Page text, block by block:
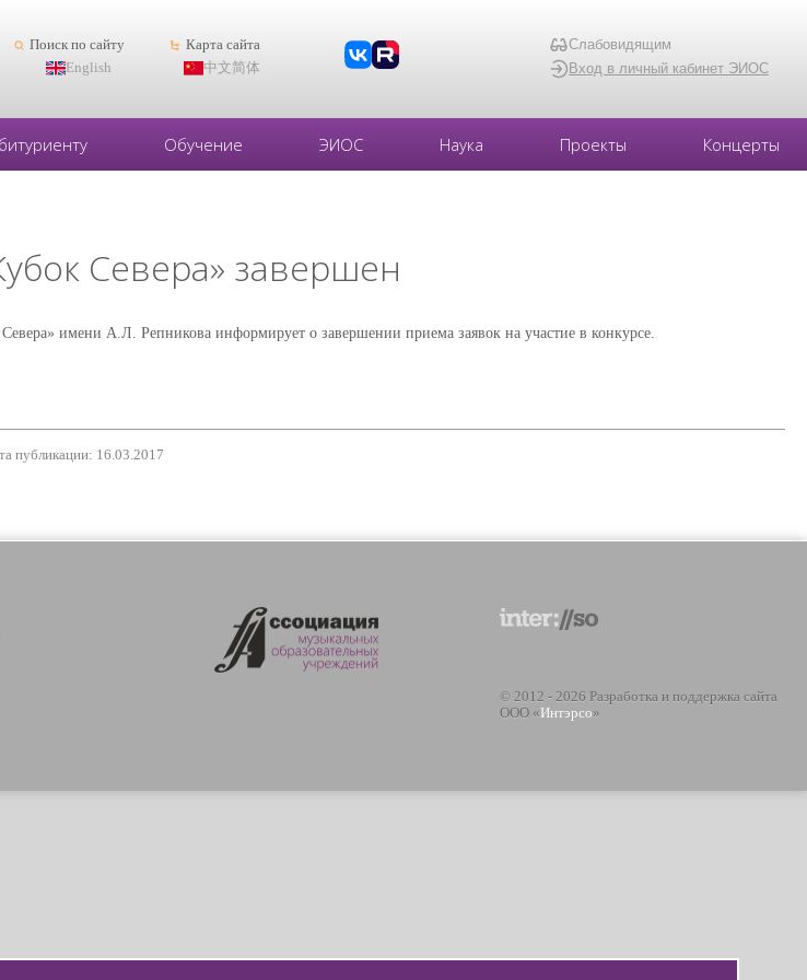
Поиск по сайту
Карта сайта
English 中文简体
Слабовидящим
Вход в личный кабинет ЭИОС
Обучение ЭИОС Наука Проекты Концерты
Севера» завершен
имени А.Л. Репникова информирует о завершении приема заявок на участие в конкурсе.
публикации: 16.03.2017
© 2012 - 2026 Разработка и поддержка сайта
ООО « Интэрсо»